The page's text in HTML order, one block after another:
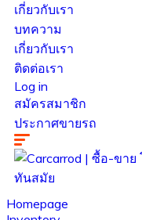
เกี่ยวกับเรา
บทความ
เกี่ยวกับเรา
ติดต่อเรา
Log in
สมัครสมาชิก
ประกาศขายรถ
Homepage